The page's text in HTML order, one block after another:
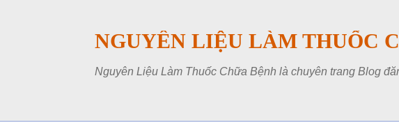
NGUYÊN LIỆU LÀM THUỐC
Nguyên Liệu Làm Thuốc Chữa Bệnh là chuyên trang Blog